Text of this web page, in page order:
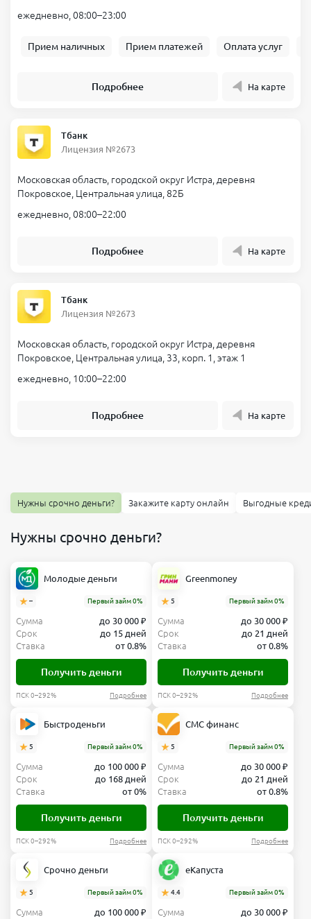
ежедневно, 08:00–23:00
Прием наличных Прием платежей Оплата услуг
Подробнее На карте
Тбанк
Лицензия №2673
Московская область, городской округ Истра, деревня
Покровское, Центральная улица, 82Б
ежедневно, 08:00–22:00
Подробнее На карте
Тбанк
Лицензия №2673
Московская область, городской округ Истра, деревня
Покровское, Центральная улица, 33, корп. 1, этаж 1
ежедневно, 10:00–22:00
Подробнее На карте
Нужны срочно деньги? Закажите карту онлайн Выгодные
Нужны срочно деньги?
Молодые деньги
– Первый займ 0%
Сумма
до 30 000 ₽
Срок
до 15 дней
Ставка
от 0.8%
Получить деньги
ПСК 0–292% Подробнее
Greenmoney
5 Первый займ 0%
Сумма
до 30 000 ₽
Срок
до 21 дней
Ставка
от 0.8%
Получить деньги
ПСК 0–292% Подробнее
Быстроденьги
5 Первый займ 0%
Сумма
до 100 000 ₽
Срок
до 168 дней
Ставка
от 0%
Получить деньги
ПСК 0–292% Подробнее
СМС финанс
5 Первый займ 0%
Сумма
до 30 000 ₽
Срок
до 21 дней
Ставка
от 0.8%
Получить деньги
ПСК 0–292% Подробнее
Срочно деньги
5 Первый займ 0%
Сумма
до 100 000 ₽
еКапуста
4.4 Первый займ 0%
Сумма
до 30 000 ₽